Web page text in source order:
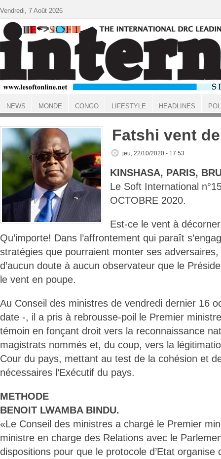
ACCUEIL
Fatshi vent
jeu, 22/10/2020 - 17:53
KINSHASA, PARIS,
Le Soft International
OCTOBRE 2020.
Est-ce le vent à
Qu’importe! Dans l’affrontement qui paraît
stratégies que pourraient monter ses adversaires,
d’aucun doute à aucun observateur que le
le vent en poupe.
Au Conseil des ministres de vendredi dernier 16
date -, il a pris à rebrousse-poil le Premier
témoin en fonçant droit vers la reconnaissance
magistrats nommés et, du coup, vers la
Cour du pays, mettant au test de la cohésion et
nécessaires l’Exécutif du pays.
METHODE
BENOIT LWAMBA BINDU.
«Le Conseil des ministres a chargé le Premier
ministre en charge des Relations avec le
dispositions pour que le protocole d’Etat organise
Vendredi, 7 Août 2026
NEWS MONDE CONGO LIFESTYLE HEADLINES